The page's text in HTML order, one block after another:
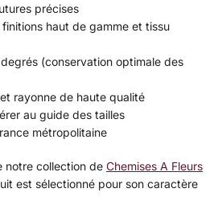
précises
haut de gamme et tissu
(conservation optimale des
rayonne de haute qualité
au guide des tailles
métropolitaine
notre collection de Chemises A Fleurs
est sélectionné pour son caractère